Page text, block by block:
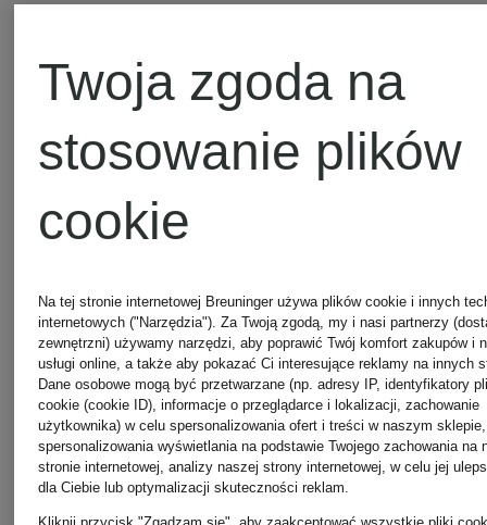
Bransoletki
i bangle
TIFFANY &
Co.
Czapki
& Co.
Płaszcze
puchowe
Twoja zgoda na
stosowanie plików
cookie
Na tej stronie internetowej Breuninger używa plików cookie i innych
internetowych ("Narzędzia"). Za Twoją zgodą, my i nasi partnerzy
zewnętrzni) używamy narzędzi, aby poprawić Twój komfort zakupów i
usługi online, a także aby pokazać Ci interesujące reklamy na innych
Dane osobowe mogą być przetwarzane (np. adresy IP, identyfikatory
cookie (cookie ID), informacje o przeglądarce i lokalizacji, zachowanie
użytkownika) w celu spersonalizowania ofert i treści w naszym sklepie,
spersonalizowania wyświetlania na podstawie Twojego zachowania na
stronie internetowej, analizy naszej strony internetowej, w celu jej
dla Ciebie lub optymalizacji skuteczności reklam.